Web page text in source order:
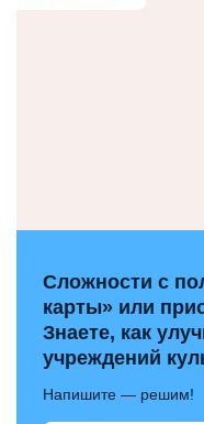
Сложности с
карты» или
Знаете, как
учреждений
Напишите — решим!